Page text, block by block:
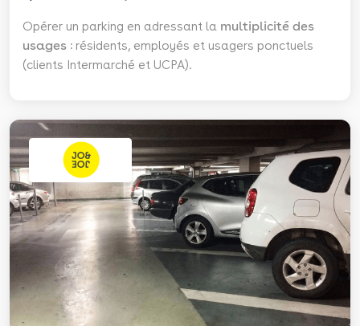
Opérer un parking en adressant la multiplicité des
usages : résidents, employés et usagers ponctuels
(clients Intermarché et UCPA).